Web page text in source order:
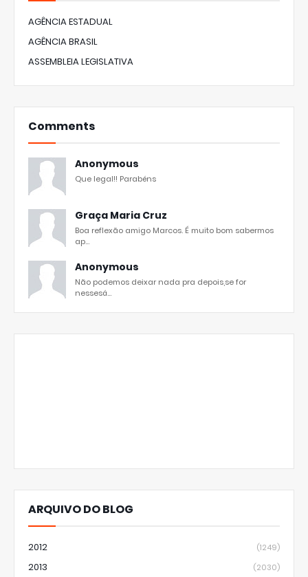
AGÊNCIA ESTADUAL
AGÊNCIA BRASIL
ASSEMBLEIA LEGISLATIVA
Comments
Anonymous
Que legal!! Parabéns
Graça Maria Cruz
Boa reflexão amigo Marcos. É muito bom sabermos
ap...
Anonymous
Não podemos deixar nada pra depois,se for
nessesá...
ARQUIVO DO BLOG
2012 (1249)
2013 (2030)